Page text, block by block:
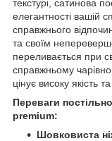
текстурі, сатинова
елегантності вашій
справжнього
та своїм
переливається при
справжньому
цінує високу якість
Переваги
premium:
Шовковиста